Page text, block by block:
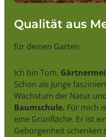
Qualität aus
für deinen Garten
Ich bin Tom,
Schon als Junge
Wachstum der Natur
Baumschule. Für mich
eine Grünfläche. Er ist
Geborgenheit schenken